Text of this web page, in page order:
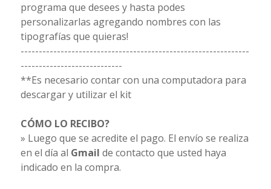
programa que desees y hasta podes
personalizarlas agregando nombres con las
tipografías que quieras!
---------------------------------------------------------------
----------------------------
**Es necesario contar con una computadora para
descargar y utilizar el kit
CÓMO LO RECIBO?
» Luego que se acredite el pago. El envío se realiza
en el día al Gmail de contacto que usted haya
indicado en la compra.